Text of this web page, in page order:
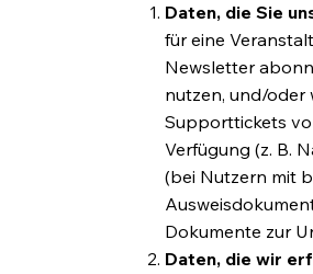
Daten, die Sie
für eine
Newsletter
nutzen, und/oder
Supporttickets
Verfügung (z. B.
(bei Nutzern mit
Dokumente zur
Daten, die wir